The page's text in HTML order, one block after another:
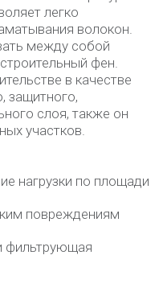
легко
волокон.
между собой
фен.
в качестве
защитного,
слоя, также он
участков.
нагрузки по площади
повреждениям
фильтрующая